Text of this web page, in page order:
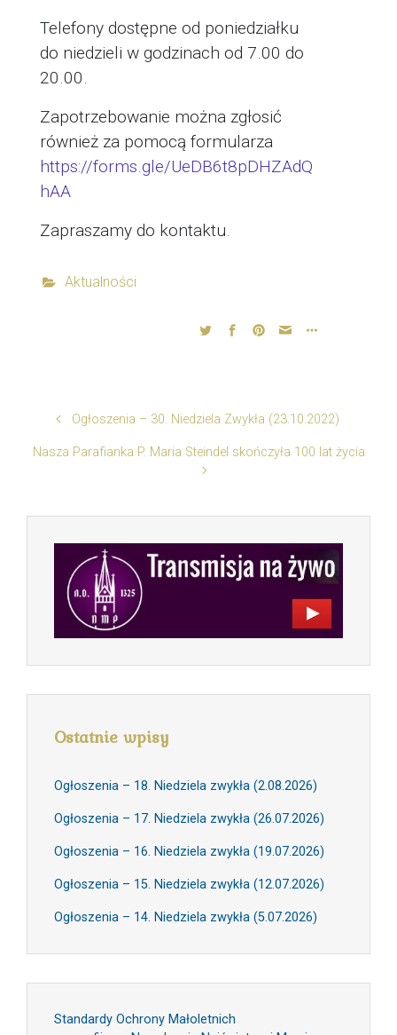
Telefony dostępne od poniedziałku
do niedzieli w godzinach od 7.00 do
20.00.
Zapotrzebowanie można zgłosić
również za pomocą formularza
https://forms.gle/UeDB6t8pDHZAdQ
hAA
Zapraszamy do kontaktu.
Aktualności
Ogłoszenia – 30. Niedziela Zwykła (23.10.2022)
Nasza Parafianka P. Maria Steindel skończyła 100 lat życia
Ostatnie wpisy
Ogłoszenia – 18. Niedziela zwykła (2.08.2026)
Ogłoszenia – 17. Niedziela zwykła (26.07.2026)
Ogłoszenia – 16. Niedziela zwykła (19.07.2026)
Ogłoszenia – 15. Niedziela zwykła (12.07.2026)
Ogłoszenia – 14. Niedziela zwykła (5.07.2026)
Standardy Ochrony Małoletnich